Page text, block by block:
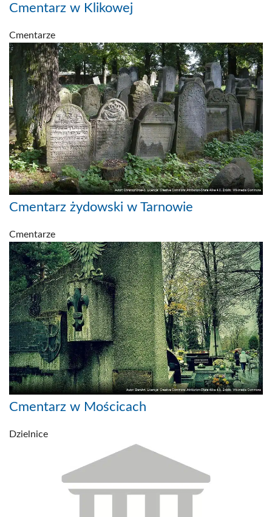
Cmentarz w Klikowej
Cmentarze
Cmentarz żydowski w Tarnowie
Cmentarze
Cmentarz w Mościcach
Dzielnice